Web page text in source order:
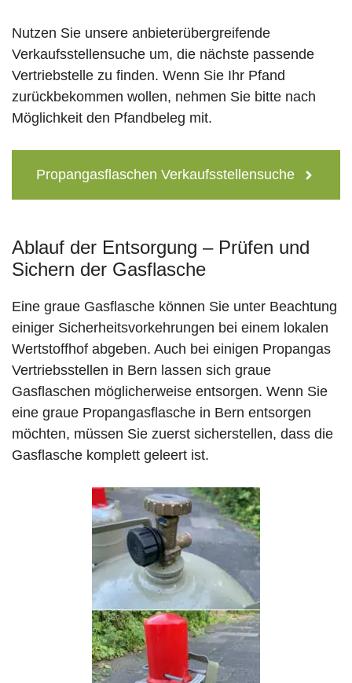
Nutzen Sie unsere anbieterübergreifende
Verkaufsstellensuche um, die nächste passende
Vertriebstelle zu finden. Wenn Sie Ihr Pfand
zurückbekommen wollen, nehmen Sie bitte nach
Möglichkeit den Pfandbeleg mit.
Propangasflaschen Verkaufsstellensuche
Ablauf der Entsorgung – Prüfen und
Sichern der Gasflasche
Eine graue Gasflasche können Sie unter Beachtung
einiger Sicherheitsvorkehrungen bei einem lokalen
Wertstoffhof abgeben. Auch bei einigen Propangas
Vertriebsstellen in Bern lassen sich graue
Gasflaschen möglicherweise entsorgen. Wenn Sie
eine graue Propangasflasche in Bern entsorgen
möchten, müssen Sie zuerst sicherstellen, dass die
Gasflasche komplett geleert ist.